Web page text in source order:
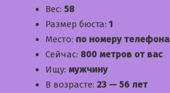
Вес: 58
Размер бюста: 1
Место: по номеру телефона
Сейчас: 800 метров от вас
Ищу: мужчину
В возрасте: 23 — 56 лет